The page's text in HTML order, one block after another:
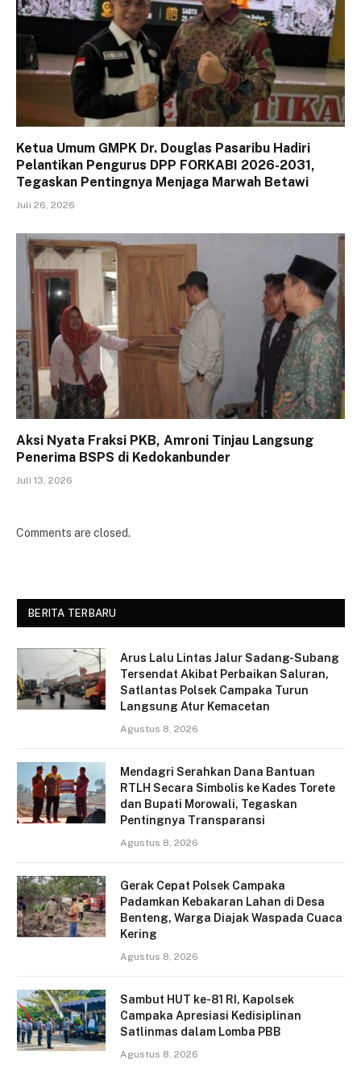
Ketua Umum GMPK Dr. Douglas Pasaribu Hadiri
Pelantikan Pengurus DPP FORKABI 2026-2031,
Tegaskan Pentingnya Menjaga Marwah Betawi
Juli 26, 2026
Aksi Nyata Fraksi PKB, Amroni Tinjau Langsung
Penerima BSPS di Kedokanbunder
Juli 13, 2026
Comments are closed.
BERITA TERBARU
Arus Lalu Lintas Jalur Sadang-Subang
Tersendat Akibat Perbaikan Saluran,
Satlantas Polsek Campaka Turun
Langsung Atur Kemacetan
Agustus 8, 2026
Mendagri Serahkan Dana Bantuan
RTLH Secara Simbolis ke Kades Torete
dan Bupati Morowali, Tegaskan
Pentingnya Transparansi
Agustus 8, 2026
Gerak Cepat Polsek Campaka
Padamkan Kebakaran Lahan di Desa
Benteng, Warga Diajak Waspada Cuaca
Kering
Agustus 8, 2026
Sambut HUT ke-81 RI, Kapolsek
Campaka Apresiasi Kedisiplinan
Satlinmas dalam Lomba PBB
Agustus 8, 2026